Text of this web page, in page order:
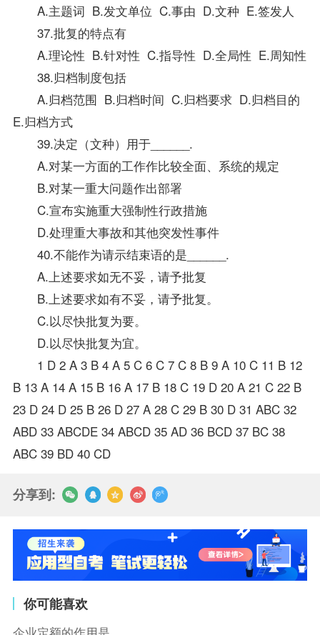
A.主题词 B.发文单位 C.事由 D.文种 E.签发人
37.批复的特点有
A.理论性 B.针对性 C.指导性 D.全局性 E.周知性
38.归档制度包括
A.归档范围 B.归档时间 C.归档要求 D.归档目的
E.归档方式
39.决定（文种）用于______.
A.对某一方面的工作作比较全面、系统的规定
B.对某一重大问题作出部署
C.宣布实施重大强制性行政措施
D.处理重大事故和其他突发性事件
40.不能作为请示结束语的是______.
A.上述要求如无不妥，请予批复
B.上述要求如有不妥，请予批复。
C.以尽快批复为要。
D.以尽快批复为宜。
1 D 2 A 3 B 4 A 5 C 6 C 7 C 8 B 9 A 10 C 11 B 12
B 13 A 14 A 15 B 16 A 17 B 18 C 19 D 20 A 21 C 22 B
23 D 24 D 25 B 26 D 27 A 28 C 29 B 30 D 31 ABC 32
ABD 33 ABCDE 34 ABCD 35 AD 36 BCD 37 BC 38
ABC 39 BD 40 CD
分享到:
你可能喜欢